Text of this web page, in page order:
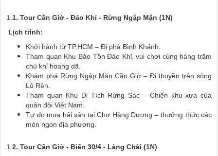
1. 1. Tour Cần Giờ - Đảo Khỉ - Rừng Ngập Mặn (1N)
Lịch trình:
Khởi hành từ TP.HCM – Đi phà Bình Khánh.
Tham quan Khu Bảo Tồn Đảo Khỉ, vui chơi cùng hàng trăm
chú khỉ hoang dã.
Khám phá Rừng Ngập Mặn Cần Giờ – Đi thuyền trên sông
Lò Rèn.
Tham quan Khu Di Tích Rừng Sác – Chiến khu xưa của
quân đội Việt Nam.
Tự do mua hải sản tại Chợ Hàng Dương – thưởng thức các
món ngon địa phương.
1. 2. Tour Cần Giờ - Biển 30/4 - Làng Chài (1N)